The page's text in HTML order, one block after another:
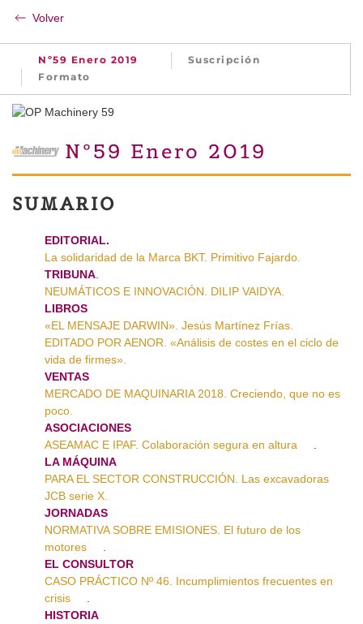
Volver
Nº59 Enero 2019
Suscripción
Formato
Nº59 Enero 2019
SUMARIO
EDITORIAL.
La solidaridad de la Marca BKT. Primitivo Fajardo.
TRIBUNA
NEUMÁTICOS E INNOVACIÓN. DILIP VAIDYA.
LIBROS
«EL MENSAJE DARWIN». Jesús Martínez Frías.
EDITADO POR AENOR. «Análisis de costes en el ciclo de
vida de firmes».
VENTAS
MERCADO DE MAQUINARIA 2018. Creciendo, que no es
poco.
ASOCIACIONES
ASEAMAC E IPAF. Colaboración segura en altura
LA MÁQUINA
PARA EL SECTOR CONSTRUCCIÓN. Las excavadoras
JCB serie X.
JORNADAS
NORMATIVA SOBRE EMISIONES. El futuro de los
motores
EL CONSULTOR
CASO PRÁCTICO Nº 46. Incumplimientos frecuentes en
crisis
HISTORIA